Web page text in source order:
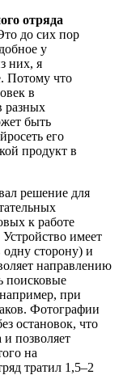
отряда
до сих пор
у
них, я
Потому что
в
разных
быть
его
продукт в
решение для
к работе
имеет
сторону) и
направлению
поисковые
при
Фотографии
остановок, что
и позволяет
на
тратил 1,5–2